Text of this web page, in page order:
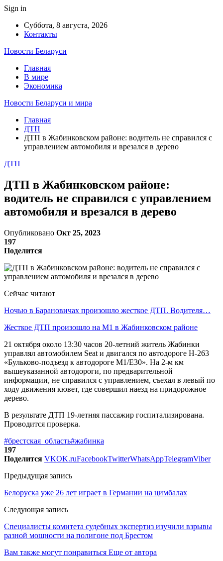
Sign in
Суббота, 8 августа, 2026
Контакты
Новости Беларуси
Главная
В мире
Экономика
Новости Беларуси и мира
Главная
ДТП
ДТП в Жабинковском районе: водитель не справился с
управлением автомобиля и врезался в дерево
ДТП
ДТП в Жабинковском районе:
водитель не справился с управлением
автомобиля и врезался в дерево
Опубликовано Окт 25, 2023
197
Поделится
Сейчас читают
Ночью в Барановичах произошло жесткое ДТП. Водителя…
Жесткое ДТП произошло на М1 в Жабинковском районе
21 октября около 13:30 часов 20-летний житель Жабинки
управлял автомобилем Seat и двигался по автодороге Н-263
«Бульково-подъезд к автодороге М1/Е30». На 2-м км
вышеуказанной автодороги, по предварительной
информации, не справился с управлением, съехал в левый по
ходу движения кювет, где совершил наезд на придорожное
дерево.
В результате ДТП 19-летняя пассажир госпитализирована.
Проводится проверка.
#брестская_область#жабинка
197
Поделится VKOK.ruFacebookTwitterWhatsAppTelegramViber
Предыдущая запись
Белоруска уже 26 лет играет в Германии на цимбалах
Следующая запись
Специалисты комитета судебных экспертиз изучили взрывы
разной мощности на полигоне под Брестом
Вам также могут понравиться Еще от автора